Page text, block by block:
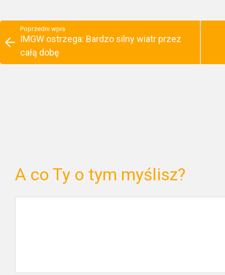
Poprzedni wpis
IMGW ostrzega: Bardzo silny wiatr przez
całą dobę
A co Ty o tym myślisz?